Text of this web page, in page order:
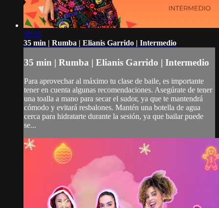
36:35
35 min | Rumba | Elianis Garrido | Intermedio
35 min | Rumba | Elianis Garrido | Intermedio
Para aprovechar al máximo tu clase de baile, es importante
tener en cuenta algunas recomendaciones. Asegúrate de tener
una toalla a mano para secar el sudor, ya que te mantendrá
cómodo y evitará resbalones. Mantén una botella de agua
cerca para hidratarte durante la sesión, ya que bailar puede
se...